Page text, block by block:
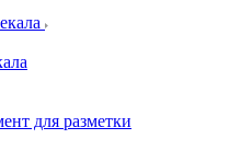
для разметки